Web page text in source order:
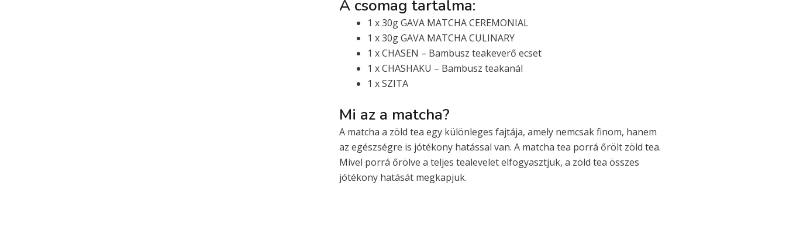
A csomag tartalma:
1 x 30g GAVA MATCHA CEREMONIAL
1 x 30g GAVA MATCHA CULINARY
1 x CHASEN – Bambusz teakeverő ecset
1 x CHASHAKU – Bambusz teakanál
1 x SZITA
Mi az a matcha?
A matcha a zöld tea egy különleges fajtája, amely nemcsak finom, hanem
az egészségre is jótékony hatással van. A matcha tea porrá őrölt zöld tea.
Mivel porrá őrölve a teljes tealevelet elfogyasztjuk, a zöld tea összes
jótékony hatását megkapjuk.